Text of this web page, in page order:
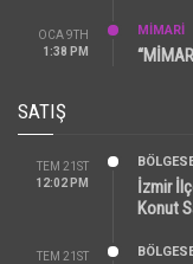
OCA 9TH
1:38 PM
MİMARİ
SATIŞ
TEM 21ST
12:02 PM
İzmir
Konut
TEM 21ST